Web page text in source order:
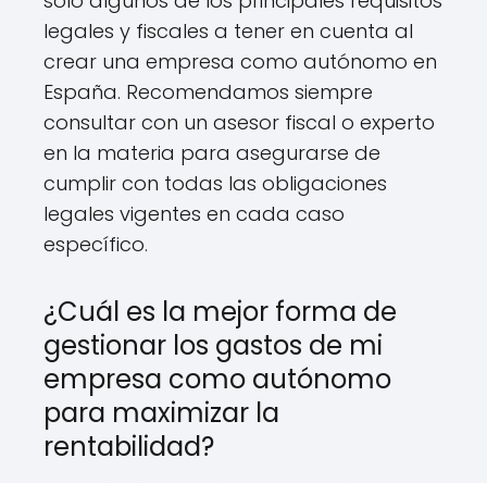
legales y fiscales a tener en cuenta al
crear una empresa como autónomo en
España. Recomendamos siempre
consultar con un asesor fiscal o experto
en la materia para asegurarse de
cumplir con todas las obligaciones
legales vigentes en cada caso
específico.
¿Cuál es la mejor forma de
gestionar los gastos de mi
empresa como autónomo
para maximizar la
rentabilidad?